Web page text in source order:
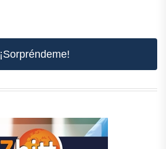
¡Sorpréndeme!